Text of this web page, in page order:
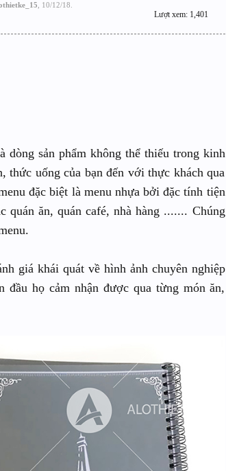
10/12/18
Lượt xem: 1,401
dòng sản phẩm không thể thiếu trong kinh
thức uống của bạn đến với thực khách qua
đặc biệt là menu nhựa bởi đặc tính tiện
quán ăn, quán café, nhà hàng ....... Chúng
giá khái quát về hình ảnh chuyên nghiệp
đầu họ cảm nhận được qua từng món ăn,